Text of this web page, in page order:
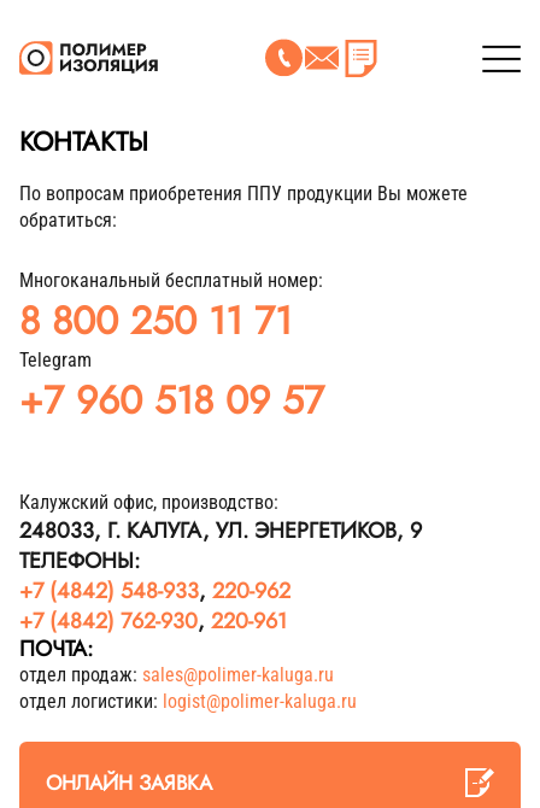
КОНТАКТЫ
По вопросам приобретения ППУ продукции Вы можете
обратиться:
Многоканальный бесплатный номер:
8 800 250 11 71
Telegram
+7 960 518 09 57
Калужский офис, производство:
248033, Г. КАЛУГА, УЛ. ЭНЕРГЕТИКОВ, 9
ТЕЛЕФОНЫ:
+7 (4842) 548-933, 220-962
+7 (4842) 762-930, 220-961
ПОЧТА:
отдел продаж: sales@polimer-kaluga.ru
отдел логистики: logist@polimer-kaluga.ru
ОНЛАЙН ЗАЯВКА